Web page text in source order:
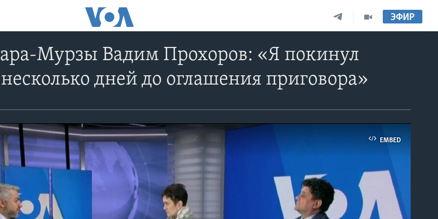
ЭФИР
Мурзы Вадим Прохоров: «Я покинул
дней до оглашения приговора»
EMBED